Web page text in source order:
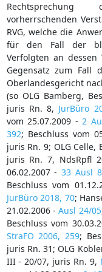
vorherrschenden
RVG, welche die
für den Fall der
Verfolgten an
Gegensatz zum Fall
Oberlandesgericht
(so OLG Bamberg,
juris Rn. 8, JurBüro
vom 25.07.2009 - 2
392; Beschluss vom
juris Rn. 9; OLG Celle,
juris Rn. 7, NdsRpfl
06.02.2007 -33 Ausl
Beschluss vom
JurBüro 2018, 70;
21.02.2006 -Ausl 24/05
Beschluss vom
StraFO 2006, 259;
juris Rn. 31; OLG
III - 20/07, juris Rn. 9,